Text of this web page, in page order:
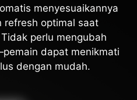
menyesuaikannya
refresh optimal saat
perlu mengubah
dapat menikmati
dengan mudah.
AI VISION ON